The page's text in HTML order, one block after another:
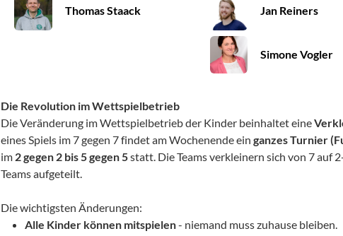
Thomas Staack Jan Reiners
Simone Vogler
Die Revolution im Wettspielbetrieb
Die Veränderung im Wettspielbetrieb der Kinder beinhaltet eine
eines Spiels im 7 gegen 7 findet am Wochenende ein ganzes Turnier
im 2 gegen 2 bis 5 gegen 5statt. Die Teams verkleinern sich von 7 auf
Teams aufgeteilt.
Die wichtigsten Änderungen:
Alle Kinder können mitspielen- niemand muss zuhause bleiben.